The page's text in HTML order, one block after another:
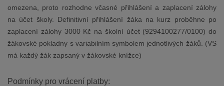
omezena, proto rozhodne včasné přihlášení a zaplacení zálohy
na účet školy. Definitivní přihlášení žáka na kurz proběhne po
zaplacení zálohy 3000 Kč na školní účet (9294100277/0100) do
žákovské pokladny s variabilním symbolem jednotlivých žáků. (VS
má každý žák zapsaný v žákovské knížce)
Podmínky pro vrácení platby: